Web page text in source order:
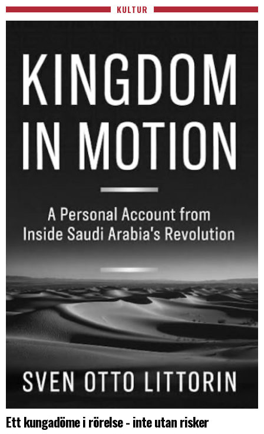
KULTUR
Ett kungadöme i rörelse - inte utan risker